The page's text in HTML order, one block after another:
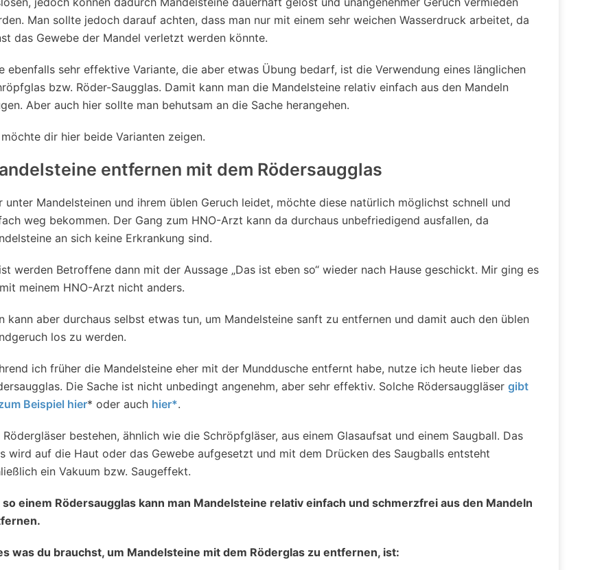
Man sollte jedoch darauf achten, dass man nur mit einem sehr weichen Wasserdruck arbeitet, da
das Gewebe der Mandel verletzt werden könnte.
ebenfalls sehr effektive Variante, die aber etwas Übung bedarf, ist die Verwendung eines länglichen
bzw. Röder-Saugglas. Damit kann man die Mandelsteine relativ einfach aus den Mandeln
Aber auch hier sollte man behutsam an die Sache herangehen.
dir hier beide Varianten zeigen.
entfernen mit dem Rödersaugglas
unter Mandelsteinen und ihrem üblen Geruch leidet, möchte diese natürlich möglichst schnell und
weg bekommen. Der Gang zum HNO-Arzt kann da durchaus unbefriedigend ausfallen, da
an sich keine Erkrankung sind.
werden Betroffene dann mit der Aussage „Das ist eben so“ wieder nach Hause geschickt. Mir ging es
meinem HNO-Arzt nicht anders.
kann aber durchaus selbst etwas tun, um Mandelsteine sanft zu entfernen und damit auch den üblen
los zu werden.
ich früher die Mandelsteine eher mit der Munddusche entfernt habe, nutze ich heute lieber das
Die Sache ist nicht unbedingt angenehm, aber sehr effektiv. Solche Rödersauggläsergibt
Beispiel hier* oder auch hier*.
Rödergläser bestehen, ähnlich wie die Schröpfgläser, aus einem Glasaufsat und einem Saugball. Das
wird auf die Haut oder das Gewebe aufgesetzt und mit dem Drücken des Saugballs entsteht
ein Vakuum bzw. Saugeffekt.
so einem Rödersaugglas kann man Mandelsteine relativ einfach und schmerzfrei aus den Mandeln
was du brauchst, um Mandelsteine mit dem Röderglas zu entfernen, ist: